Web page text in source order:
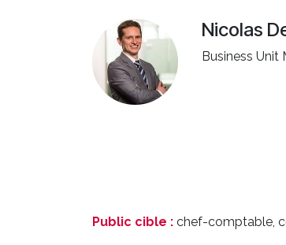
Nicolas
Business Unit
Public cible : chef-comptable,